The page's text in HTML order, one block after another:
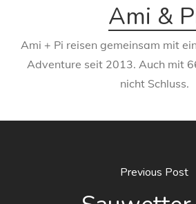
Ami &
Ami + Pi reisen gemeinsam mit
Adventure seit 2013. Auch mit
nicht Schluss.
Previous Post